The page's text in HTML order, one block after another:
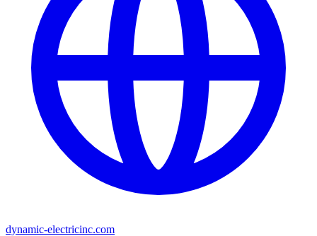
dynamic-electricinc.com